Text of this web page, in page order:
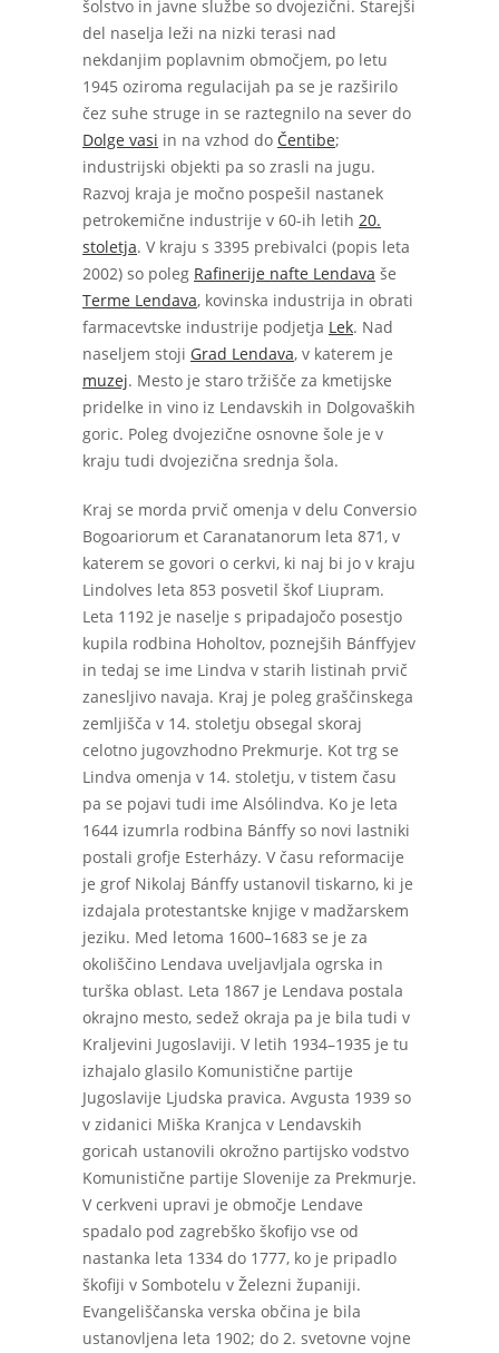
šolstvo in javne službe so dvojezični. Starejši
del naselja leži na nizki terasi nad
nekdanjim poplavnim območjem, po letu
1945 oziroma regulacijah pa se je razširilo
čez suhe struge in se raztegnilo na sever do
Dolge vasi in na vzhod do Čentibe;
industrijski objekti pa so zrasli na jugu.
Razvoj kraja je močno pospešil nastanek
petrokemične industrije v 60-ih letih 20.
stoletja. V kraju s 3395 prebivalci (popis leta
2002) so poleg Rafinerije nafte Lendava še
Terme Lendava, kovinska industrija in obrati
farmacevtske industrije podjetja Lek. Nad
naseljem stoji Grad Lendava, v katerem je
muzej. Mesto je staro tržišče za kmetijske
pridelke in vino iz Lendavskih in Dolgovaških
goric. Poleg dvojezične osnovne šole je v
kraju tudi dvojezična srednja šola.
Kraj se morda prvič omenja v delu Conversio
Bogoariorum et Caranatanorum leta 871, v
katerem se govori o cerkvi, ki naj bi jo v kraju
Lindolves leta 853 posvetil škof Liupram.
Leta 1192 je naselje s pripadajočo posestjo
kupila rodbina Hoholtov, poznejših Bánffyjev
in tedaj se ime Lindva v starih listinah prvič
zanesljivo navaja. Kraj je poleg graščinskega
zemljišča v 14. stoletju obsegal skoraj
celotno jugovzhodno Prekmurje. Kot trg se
Lindva omenja v 14. stoletju, v tistem času
pa se pojavi tudi ime Alsólindva. Ko je leta
1644 izumrla rodbina Bánffy so novi lastniki
postali grofje Esterházy. V času reformacije
je grof Nikolaj Bánffy ustanovil tiskarno, ki je
izdajala protestantske knjige v madžarskem
jeziku. Med letoma 1600–1683 se je za
okoliščino Lendava uveljavljala ogrska in
turška oblast. Leta 1867 je Lendava postala
okrajno mesto, sedež okraja pa je bila tudi v
Kraljevini Jugoslaviji. V letih 1934–1935 je tu
izhajalo glasilo Komunistične partije
Jugoslavije Ljudska pravica. Avgusta 1939 so
v zidanici Miška Kranjca v Lendavskih
goricah ustanovili okrožno partijsko vodstvo
Komunistične partije Slovenije za Prekmurje.
V cerkveni upravi je območje Lendave
spadalo pod zagrebško škofijo vse od
nastanka leta 1334 do 1777, ko je pripadlo
škofiji v Sombotelu v Železni županiji.
Evangeliščanska verska občina je bila
ustanovljena leta 1902; do 2. svetovne vojne